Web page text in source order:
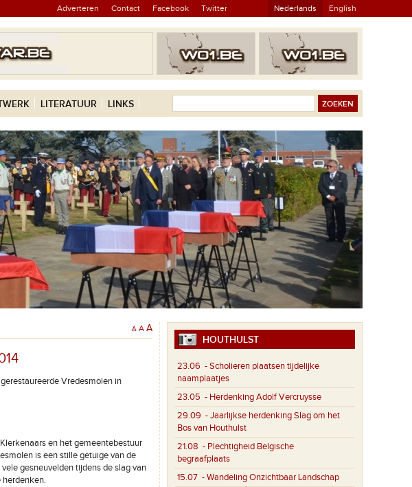
Adverteren Contact Facebook Twitter Nederlands English
LITERATUUR LINKS
A A A
Vredesmolen in
en het gemeentebestuur
is een stille getuige van de
gesneuvelden tijdens de slag van
herdenken.
HOUTHULST
23.06 - Scholieren plaatsen tijdelijke
naamplaatjes
23.05 - Herdenking Adolf Vercruysse
29.09 - Jaarlijkse herdenking Slag om het
Bos van Houthulst
21.08 - Plechtigheid Belgische
begraafplaats
15.07 - Wandeling Onzichtbaar Landschap